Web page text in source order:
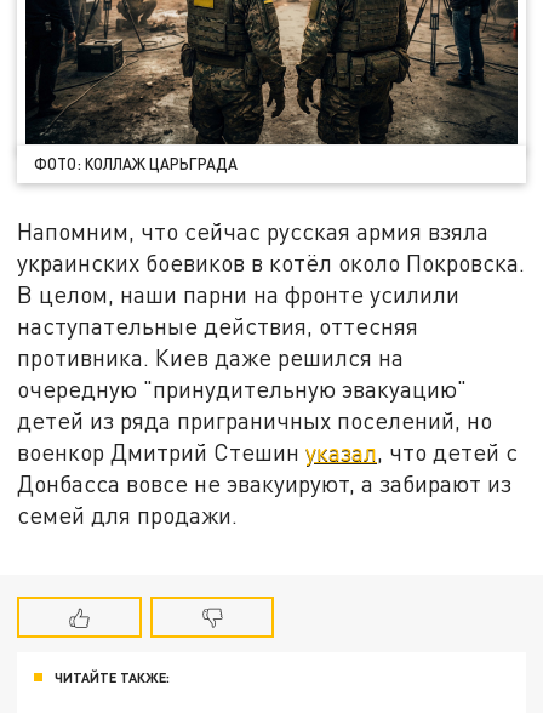
ФОТО: КОЛЛАЖ ЦАРЬГРАДА
Напомним, что сейчас русская армия взяла
украинских боевиков в котёл около Покровска.
В целом, наши парни на фронте усилили
наступательные действия, оттесняя
противника. Киев даже решился на
очередную "принудительную эвакуацию"
детей из ряда приграничных поселений, но
военкор Дмитрий Стешинуказал, что детей с
Донбасса вовсе не эвакуируют, а забирают из
семей для продажи.
ЧИТАЙТЕ ТАКЖЕ: